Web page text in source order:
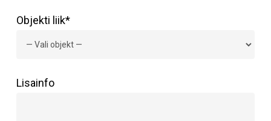
Objekti liik*
Lisainfo